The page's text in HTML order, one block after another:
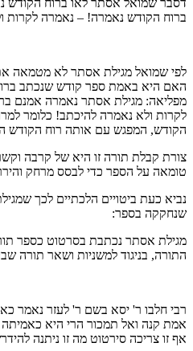
ברוח הקודש נאמרה! – נאמרה לקרות
לפי שמואל מגילת אסתר לא מטמאה
האם היא באמת ספר קודש שנכתב
מפליאה: מגילת אסתר נאמרה אמנם
לקרות ולא נאמרה להיכתב! כלומר
הקודש, המפגש עם אותה רוח הקודש
צורת קבלת תורה זו היא של קרבה וקשר
טומאה על הספר כדי לבסס מרחק
נביא כעת ביטויים הלכתיים לכך
שנחקקה בספר:
מגילת אסתר נכתבת בסרטוט כספר
התורה, בניגוד למשניות ושאר תורה
רבי חלבו ר' יסא בשם ר' לעזר נאמר
אמת קנה ואל תמכור הרי היא
אף זו צריכה סירטוט מה זו ניתנה